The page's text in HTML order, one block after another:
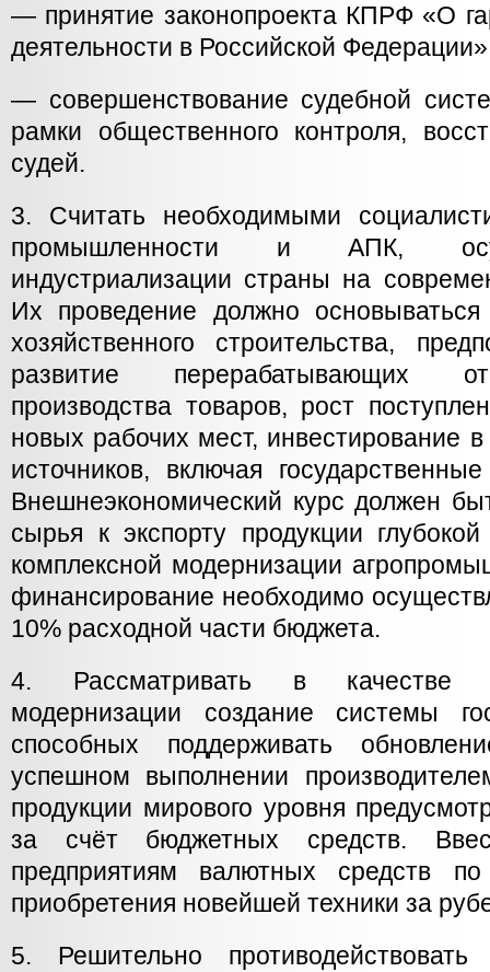
— принятие законопроекта КПРФ «О
деятельности в Российской
— совершенствование судебной
рамки общественного контроля,
судей.
3. Считать необходимыми
промышленности и АПК,
индустриализации страны на
Их проведение должно
хозяйственного строительства,
развитие перерабатывающих
производства товаров, рост
новых рабочих мест, инвестирование
источников, включая
Внешнеэкономический курс должен
сырья к экспорту продукции
комплексной модернизации
финансирование необходимо
10% расходной части бюджета.
4. Рассматривать в качестве
модернизации создание системы
способных поддерживать
успешном выполнении
продукции мирового уровня
за счёт бюджетных средств.
предприятиям валютных средств
приобретения новейшей техники за
5. Решительно